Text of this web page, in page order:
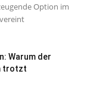
Option im
Warum der
trotzt